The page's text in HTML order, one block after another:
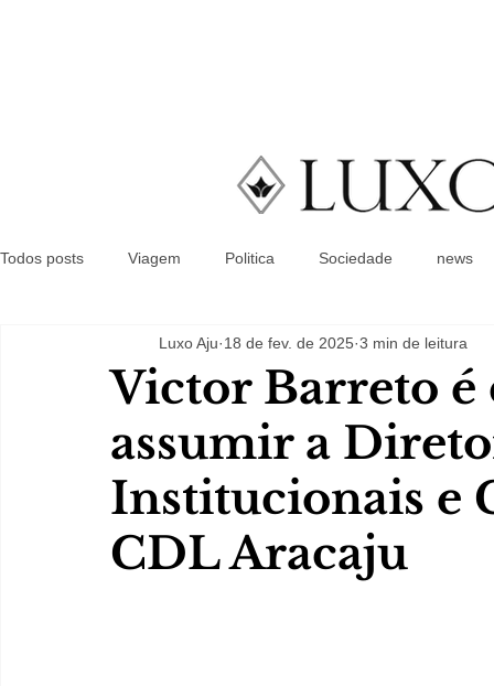
Todos posts Viagem Politica Sociedade news
Victor Barreto é
assumir a
Institucionais e
CDL Aracaju
Luxo Aju 18 de fev. de 2025 3 min de leitura